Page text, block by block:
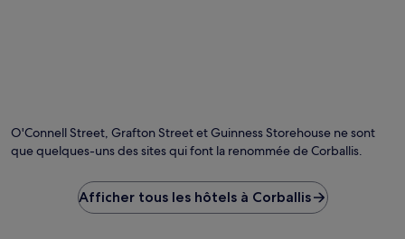
O'Connell Street, Grafton Street et Guinness Storehouse ne sont
que quelques-uns des sites qui font la renommée de Corballis.
Afficher tous les hôtels à Corballis